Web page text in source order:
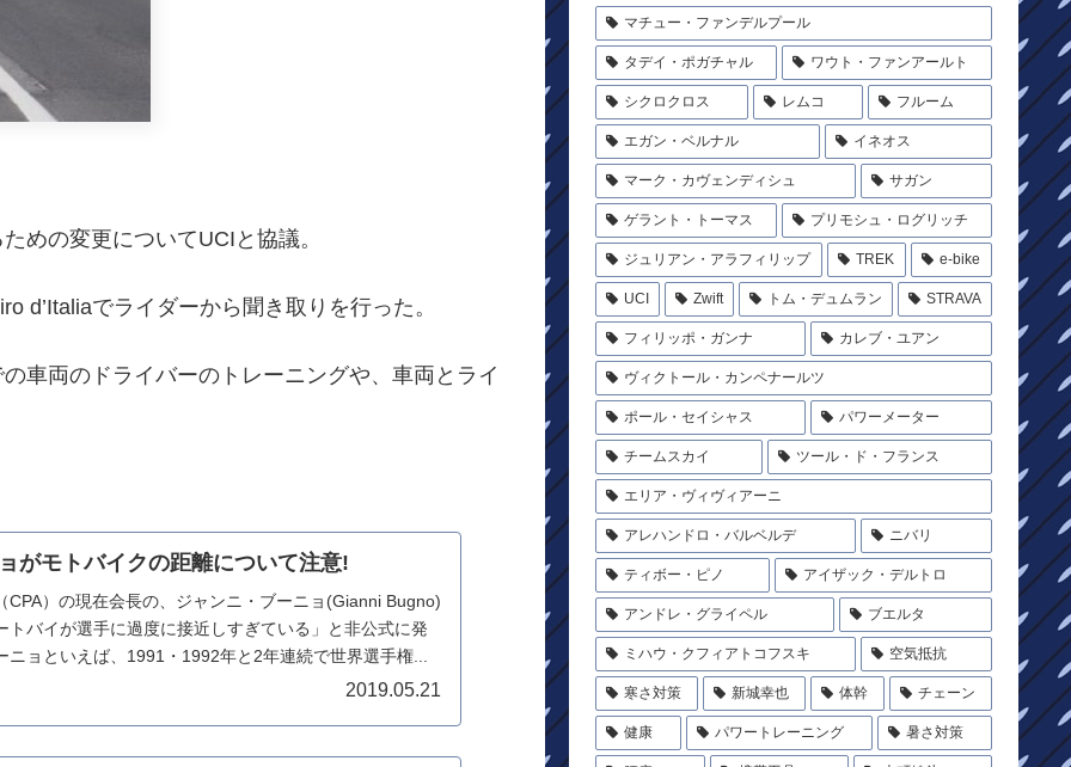
めの変更についてUCIと協議。
d’Italiaでライダーから聞き取りを行った。
車両のドライバーのトレーニングや、車両とライ
がモトバイクの距離について注意!
CPA）の現在会長の、ジャンニ・ブーニョ(Gianni Bugno)
トバイが選手に過度に接近しすぎている」と非公式に発
ニョといえば、1991・1992年と2年連続で世界選手権...
2019.05.21
マチュー・ファンデルプール
タデイ・ポガチャル ワウト・ファンアールト
シクロクロス レムコ フルーム
エガン・ベルナル イネオス
マーク・カヴェンディシュ サガン
ゲラント・トーマス プリモシュ・ログリッチ
ジュリアン・アラフィリップ TREK e-bike
UCI Zwift トム・デュムラン STRAVA
フィリッポ・ガンナ カレブ・ユアン
ヴィクトール・カンペナールツ
ポール・セイシャス パワーメーター
チームスカイ ツール・ド・フランス
エリア・ヴィヴィアーニ
アレハンドロ・バルベルデ ニバリ
ティボー・ピノ アイザック・デルトロ
アンドレ・グライペル ブエルタ
ミハウ・クフィアトコフスキ 空気抵抗
寒さ対策 新城幸也 体幹 チェーン
健康 パワートレーニング 暑さ対策